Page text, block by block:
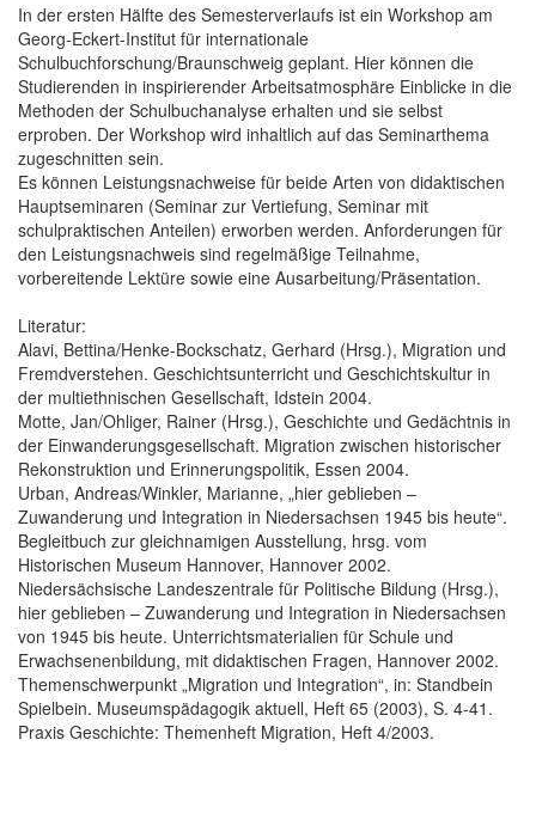
In der ersten Hälfte des Semesterverlaufs ist ein Workshop am
Georg-Eckert-Institut für internationale
Schulbuchforschung/Braunschweig geplant. Hier können die
Studierenden in inspirierender Arbeitsatmosphäre Einblicke in die
Methoden der Schulbuchanalyse erhalten und sie selbst
erproben. Der Workshop wird inhaltlich auf das Seminarthema
zugeschnitten sein.
Es können Leistungsnachweise für beide Arten von didaktischen
Hauptseminaren (Seminar zur Vertiefung, Seminar mit
schulpraktischen Anteilen) erworben werden. Anforderungen für
den Leistungsnachweis sind regelmäßige Teilnahme,
vorbereitende Lektüre sowie eine Ausarbeitung/Präsentation.
Literatur:
Alavi, Bettina/Henke-Bockschatz, Gerhard (Hrsg.), Migration und
Fremdverstehen. Geschichtsunterricht und Geschichtskultur in
der multiethnischen Gesellschaft, Idstein 2004.
Motte, Jan/Ohliger, Rainer (Hrsg.), Geschichte und Gedächtnis in
der Einwanderungsgesellschaft. Migration zwischen historischer
Rekonstruktion und Erinnerungspolitik, Essen 2004.
Urban, Andreas/Winkler, Marianne, „hier geblieben –
Zuwanderung und Integration in Niedersachsen 1945 bis heute“.
Begleitbuch zur gleichnamigen Ausstellung, hrsg. vom
Historischen Museum Hannover, Hannover 2002.
Niedersächsische Landeszentrale für Politische Bildung (Hrsg.),
hier geblieben – Zuwanderung und Integration in Niedersachsen
von 1945 bis heute. Unterrichtsmaterialien für Schule und
Erwachsenenbildung, mit didaktischen Fragen, Hannover 2002.
Themenschwerpunkt „Migration und Integration“, in: Standbein
Spielbein. Museumspädagogik aktuell, Heft 65 (2003), S. 4-41.
Praxis Geschichte: Themenheft Migration, Heft 4/2003.